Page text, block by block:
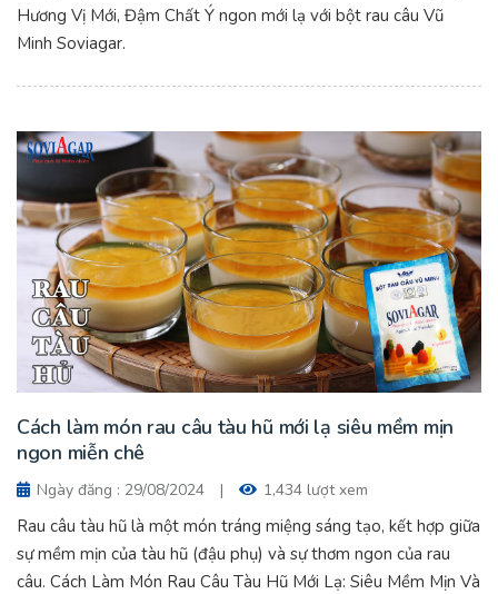
Hương Vị Mới, Đậm Chất Ý ngon mới lạ với bột rau câu Vũ
Minh Soviagar.
Cách làm món rau câu tàu hũ mới lạ siêu mềm mịn
ngon miễn chê
Ngày đăng : 29/08/2024 | 1,434 lượt xem
Rau câu tàu hũ là một món tráng miệng sáng tạo, kết hợp giữa
sự mềm mịn của tàu hũ (đậu phụ) và sự thơm ngon của rau
câu. Cách Làm Món Rau Câu Tàu Hũ Mới Lạ: Siêu Mềm Mịn Và